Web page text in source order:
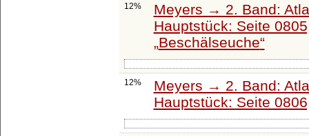
12%
Meyers → 2. Band:
Hauptstück: Seite
Beschälseuche
12%
Meyers → 2. Band:
Hauptstück: Seite